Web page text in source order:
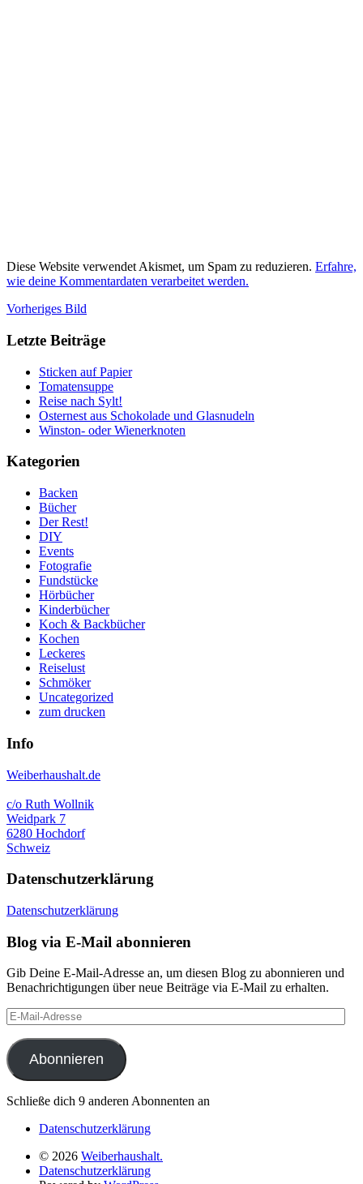
Diese Website verwendet Akismet, um Spam zu reduzieren. Erfahre,
wie deine Kommentardaten verarbeitet werden.
Vorheriges Bild
Letzte Beiträge
Sticken auf Papier
Tomatensuppe
Reise nach Sylt!
Osternest aus Schokolade und Glasnudeln
Winston- oder Wienerknoten
Kategorien
Backen
Bücher
Der Rest!
DIY
Events
Fotografie
Fundstücke
Hörbücher
Kinderbücher
Koch & Backbücher
Kochen
Leckeres
Reiselust
Schmöker
Uncategorized
zum drucken
Info
Weiberhaushalt.de
c/o Ruth Wollnik
Weidpark 7
6280 Hochdorf
Schweiz
Datenschutzerklärung
Datenschutzerklärung
Blog via E-Mail abonnieren
Gib Deine E-Mail-Adresse an, um diesen Blog zu abonnieren und
Benachrichtigungen über neue Beiträge via E-Mail zu erhalten.
E-
Mail-
Adresse
Abonnieren
Schließe dich 9 anderen Abonnenten an
Datenschutzerklärung
© 2026 Weiberhaushalt.
Datenschutzerklärung